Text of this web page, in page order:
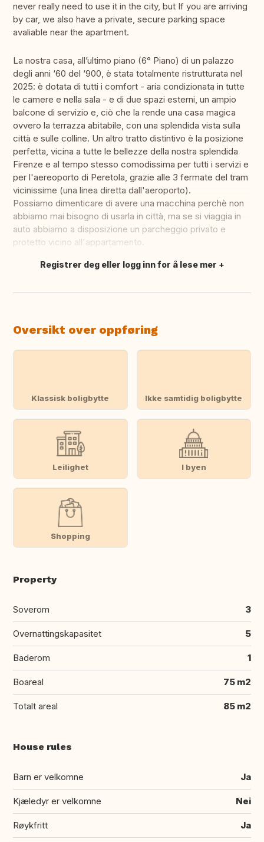
never really need to use it in the city, but If you are arriving
by car, we also have a private, secure parking space
avaliable near the apartment.
La nostra casa, all’ultimo piano (6° Piano) di un palazzo
degli anni ‘60 del ‘900, è stata totalmente ristrutturata nel
2025: è dotata di tutti i comfort - aria condizionata in tutte
le camere e nella sala - e di due spazi esterni, un ampio
balcone di servizio e, ciò che la rende una casa magica
ovvero la terrazza abitabile, con una splendida vista sulla
città e sulle colline. Un altro tratto distintivo è la posizione
perfetta, vicina a tutte le bellezze della nostra splendida
Firenze e al tempo stesso comodissima per tutti i servizi e
per l'aereoporto di Peretola, grazie alle 3 fermate del tram
vicinissime (una linea diretta dall'aeroporto).
Possiamo dimenticare di avere una macchina perchè non
abbiamo mai bisogno di usarla in città, ma se si viaggia in
auto abbiamo a disposizione un parcheggio privato e
protetto vicino all'appartamento.
Oversett dette
Registrer deg eller logg inn for å lese mer
Oversikt over oppføring
Klassisk boligbytte Ikke samtidig boligbytte
Leilighet I byen
Shopping
Property
Soverom 3
Overnattingskapasitet 5
Baderom 1
Boareal 75 m2
Totalt areal 85 m2
House rules
Barn er velkomne Ja
Kjæledyr er velkomne Nei
Røykfritt Ja